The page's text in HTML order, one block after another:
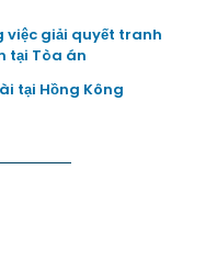
việc giải quyết tranh
tại Tòa án
tại Hồng Kông